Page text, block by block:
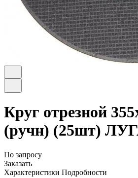
Круг отрезной
(ручн) (25шт)
По запросу
Заказать
Характеристики Подробности